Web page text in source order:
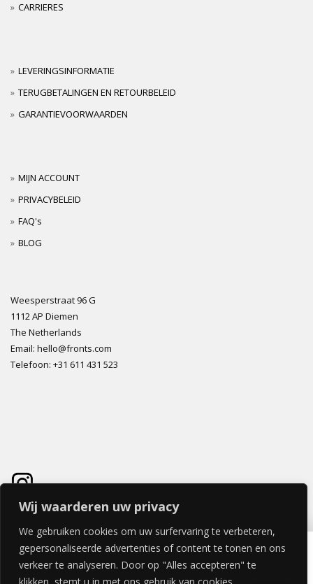
Wij waarderen uw privacy
We gebruiken cookies om uw surfervaring te verbeteren,
gepersonaliseerde advertenties of content te tonen en ons
verkeer te analyseren. Door op "Alles accepteren" te
CARRIERES
LEVERINGSINFORMATIE
TERUGBETALINGEN EN RETOURBELEID
GARANTIEVOORWAARDEN
MIJN ACCOUNT
PRIVACYBELEID
FAQ's
BLOG
Weesperstraat 96 G
1112 AP Diemen
The Netherlands
Email: hello@fronts.com
Telefoon: +31 611 431 523
TOCCO DEUR 60x60cm – LINKS HANGEND (greep aan de bovenkant)
€104,06